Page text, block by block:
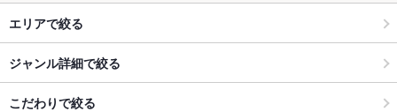
エリアで絞る
ジャンル詳細で絞る
こだわりで絞る